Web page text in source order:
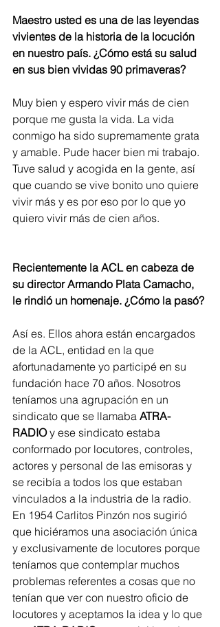
Maestro usted es una de las leyendas
vivientes de la historia de la locución
en nuestro país. ¿Cómo está su salud
en sus bien vividas 90 primaveras?
Muy bien y espero vivir más de cien
porque me gusta la vida. La vida
conmigo ha sido supremamente grata
y amable. Pude hacer bien mi trabajo.
Tuve salud y acogida en la gente, así
que cuando se vive bonito uno quiere
vivir más y es por eso por lo que yo
quiero vivir más de cien años.
Recientemente la ACL en cabeza de
su director Armando Plata Camacho,
le rindió un homenaje. ¿Cómo la pasó?
Así es. Ellos ahora están encargados
de la ACL, entidad en la que
afortunadamente yo participé en su
fundación hace 70 años. Nosotros
teníamos una agrupación en un
sindicato que se llamaba ATRA-
RADIO y ese sindicato estaba
conformado por locutores, controles,
actores y personal de las emisoras y
se recibía a todos los que estaban
vinculados a la industria de la radio.
En 1954 Carlitos Pinzón nos sugirió
que hiciéramos una asociación única
y exclusivamente de locutores porque
teníamos que contemplar muchos
problemas referentes a cosas que no
tenían que ver con nuestro oficio de
locutores y aceptamos la idea y lo que